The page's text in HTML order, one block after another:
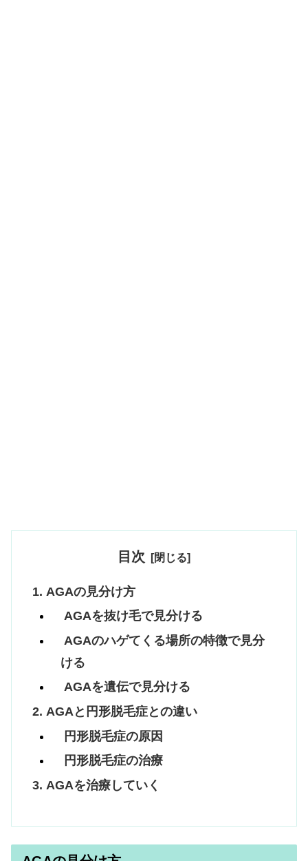
目次
AGAの見分け方
AGAを抜け毛で見分ける
AGAのハゲてくる場所の特徴で見分
ける
AGAを遺伝で見分ける
AGAと円形脱毛症との違い
円形脱毛症の原因
円形脱毛症の治療
AGAを治療していく